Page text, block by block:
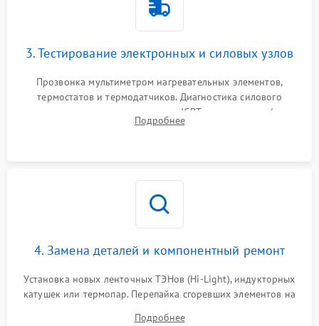
3. Тестирование электронных и силовых узлов
Прозвонка мультиметром нагревательных элементов,
термостатов и термодатчиков. Диагностика силового
модуля, реле, диодных мостов и IGBT-транзисторов (для
индукции). Проверка кранов и газ-контроля (для газовых
Подробнее
4. Замена деталей и компонентный ремонт
Установка новых ленточных ТЭНов (Hi-Light), индукторных
катушек или термопар. Перепайка сгоревших элементов на
Подробнее